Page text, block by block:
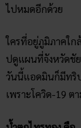
ไปหมดอีกด้วย
ใครที่อยู่ภูมิภาคใก
ปดูแผนที่จังหวัดชั
วันนี้แอดมินก็มีทริป
เพราะโควิด-19 ต